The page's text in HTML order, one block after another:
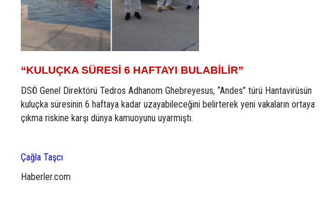
“KULUÇKA SÜRESİ 6 HAFTAYI BULABİLİR”
DSÖ Genel Direktörü Tedros Adhanom Ghebreyesus, “Andes” türü Hantavirüsün
kuluçka süresinin 6 haftaya kadar uzayabileceğini belirterek yeni vakaların ortaya
çıkma riskine karşı dünya kamuoyunu uyarmıştı.
Çağla Taşcı
Haberler.com